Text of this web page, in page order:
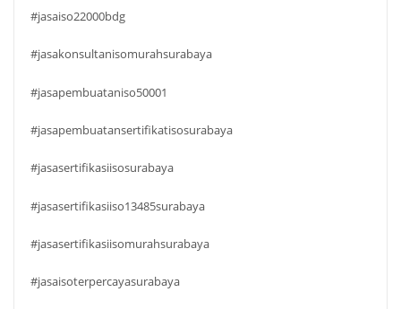
#jasaiso22000bdg
#jasakonsultanisomurahsurabaya
#jasapembuataniso50001
#jasapembuatansertifikatisosurabaya
#jasasertifikasiisosurabaya
#jasasertifikasiiso13485surabaya
#jasasertifikasiisomurahsurabaya
#jasaisoterpercayasurabaya